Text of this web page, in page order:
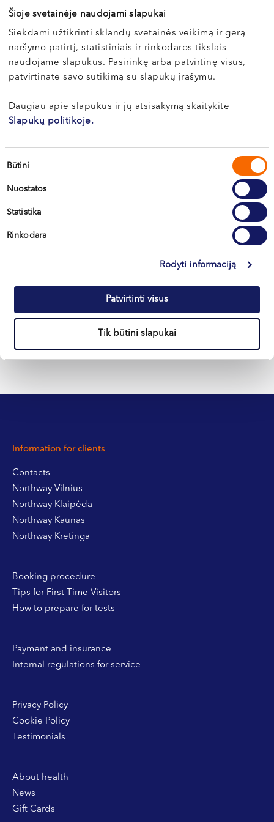
Šioje svetainėje naudojami slapukai
Siekdami užtikrinti sklandų svetainės veikimą ir gerą
naršymo patirtį, statistiniais ir rinkodaros tikslais
naudojame slapukus. Pasirinkę arba patvirtinę visus,
patvirtinate savo sutikimą su slapukų įrašymu.
Daugiau apie slapukus ir jų atsisakymą skaitykite
Slapukų politikoje.
Sutikimo
Būtini
Nuostatos
Statistika
Rinkodara
Rodyti informaciją
Patvirtinti visus
Tik būtini slapukai
VI, VII --
Vilnius, S. Žukausko g. 19
BOOK ONLINE
Information for clients
Contacts
Northway Vilnius
Northway Klaipėda
Northway Kaunas
Northway Kretinga
Booking procedure
Tips for First Time Visitors
How to prepare for tests
Payment and insurance
Internal regulations for service
Privacy Policy
Cookie Policy
Testimonials
About health
News
Gift Cards